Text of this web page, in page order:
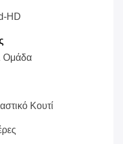
HD
Ομάδα
Κουτί